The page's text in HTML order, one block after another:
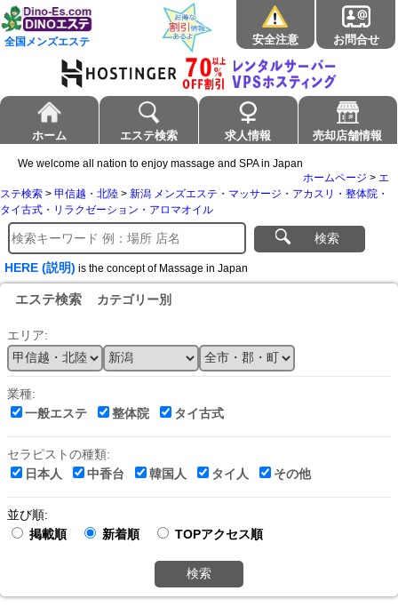
全国メンズエステ 安全注意 お問合せ
ホーム エステ検索 求人情報 売却店舗情報
We welcome all nation to enjoy massage and SPA in Japan
ホームページ > エ
ステ検索 > 甲信越・北陸 > 新潟 メンズエステ・マッサージ・アカスリ・整体院・
タイ古式・リラクゼーション・アロマオイル
検索
HERE (説明) is the concept of Massage in Japan
エステ検索 カテゴリー別
エリア:
業種:
一般エステ
整体院 タイ古式
セラピストの種類:
日本人
中香台 韓国人 タイ人 その他
並び順:
掲載順
新着順 TOPアクセス順
検索